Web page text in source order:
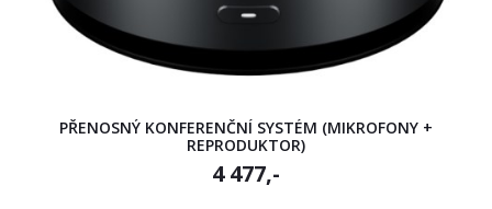
PŘENOSNÝ KONFERENČNÍ SYSTÉM (MIKROFONY +
REPRODUKTOR)
4 477,-